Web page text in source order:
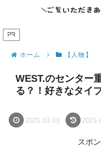
PR
ホーム 【人物】
WEST.のセンター
る？！好きなタイ
2025.03.03
スポ